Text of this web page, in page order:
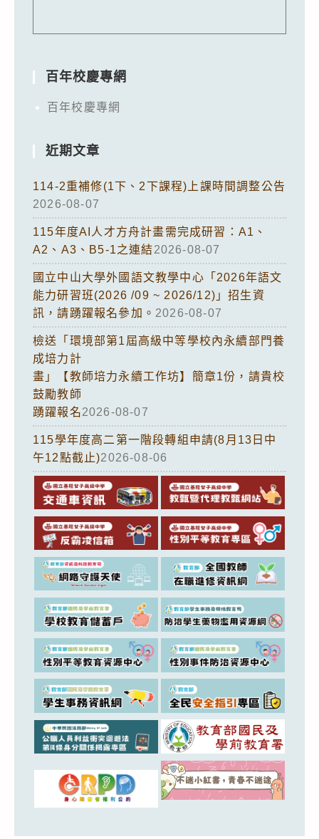
百年校慶專網
百年校慶專網
近期文章
114-2重補修(1下、2下課程)上課時間調整公告
2026-08-07
115年度AI人才方舟計畫需完成研習：A1、
A2、A3、B5-1之連結2026-08-07
國立中山大學外國語文教學中心「2026年語文
能力研習班(2026 /09 ~ 2026/12)」招生資
訊，請踴躍報名參加。 2026-08-07
檢送「環境部第1屆高級中等學校內永續部門養
成培力計
畫」【教師培力永續工作坊】簡章1份，請貴校
鼓勵教師
踴躍報名2026-08-07
115學年度高二第一階段轉組申請(8月13日中
午12點截止)2026-08-06